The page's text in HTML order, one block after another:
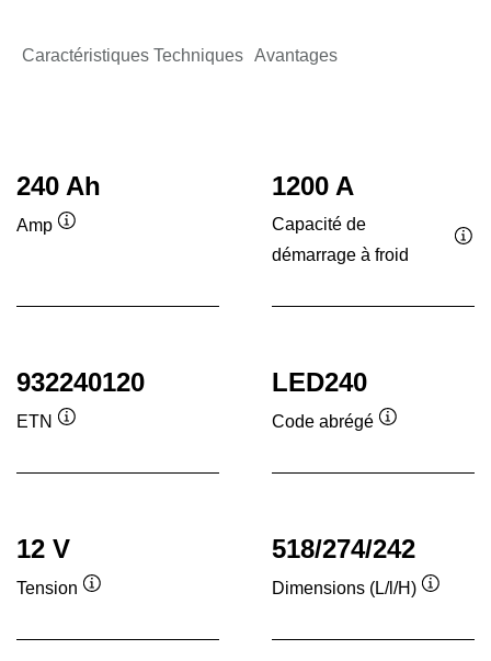
Caractéristiques Techniques Avantages
240 Ah
Amp
1200 A
Capacité de
démarrage à froid
932240120
ETN
LED240
Code abrégé
12 V
Tension
518/274/242
Dimensions (L/l/H)